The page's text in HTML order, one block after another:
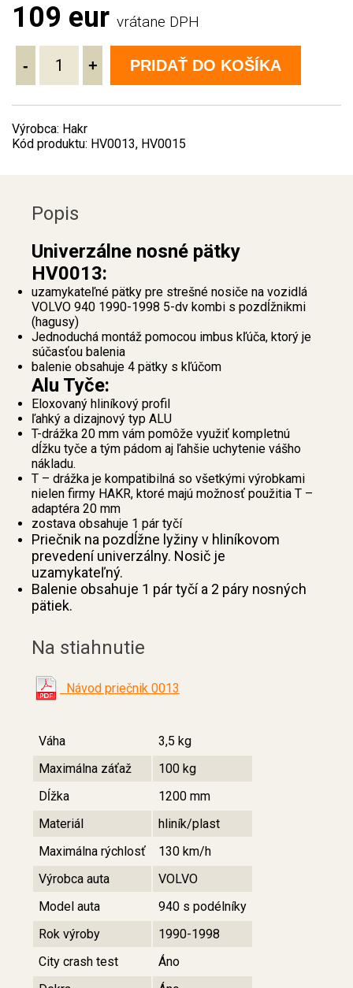
109 eur vrátane DPH
- + PRIDAŤ DO KOŠÍKA
Výrobca: Hakr
Kód produktu: HV0013, HV0015
Popis
Univerzálne nosné pätky
HV0013:
uzamykateľné pätky pre strešné nosiče na vozidlá
VOLVO 940 1990-1998 5-dv kombi s pozdĺžnikmi
(hagusy)
Jednoduchá montáž pomocou imbus kľúča, ktorý je
súčasťou balenia
balenie obsahuje 4 pätky s kľúčom
Alu Tyče:
Eloxovaný hliníkový profil
ľahký a dizajnový typ ALU
T-drážka 20 mm vám pomôže využiť kompletnú
dĺžku tyče a tým pádom aj ľahšie uchytenie vášho
nákladu.
T – drážka je kompatibilná so všetkými výrobkami
nielen firmy HAKR, ktoré majú možnosť použitia T –
adaptéra 20 mm
zostava obsahuje 1 pár tyčí
Priečnik na pozdĺžne lyžiny v hliníkovom
prevedení univerzálny. Nosič je
uzamykateľný.
Balenie obsahuje 1 pár tyčí a 2 páry nosných
pätiek.
Na stiahnutie
Návod priečnik 0013
Váha
3,5 kg
Maximálna záťaž
100 kg
Dĺžka
1200 mm
Materiál
hliník/plast
Maximálna rýchlosť
130 km/h
Výrobca auta
VOLVO
Model auta
940 s podélníky
Rok výroby
1990-1998
City crash test
Áno